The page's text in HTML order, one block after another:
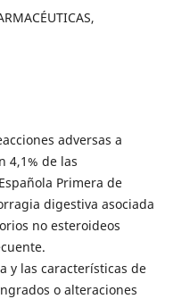
adversas a
4,1% de las
Primera de
digestiva asociada
no esteroideos
y las características de
o alteraciones